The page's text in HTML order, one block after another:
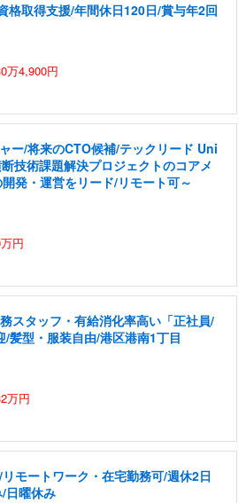
格取得支援/年間休日120日/賞与年2回
万4,900円
ー/将来のCTO候補/テックリード Uni
技術課題解決プロジェクトのコアメ
発・運営をリード/リモート可～
円
スタッフ・有給消化率高い「正社員/
髪型・服装自由/港区港南1丁目
万円
モートワーク・在宅勤務可/週休2日
日曜休み